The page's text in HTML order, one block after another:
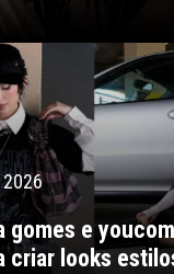
2026
gomes e
criar looks